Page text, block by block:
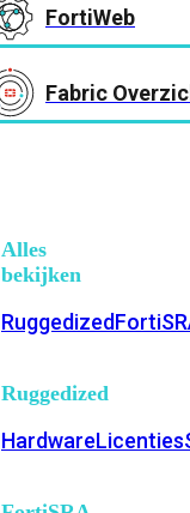
FortiWeb
Fabric
Alles
bekijken
Ruggedized
Ruggedized
HardwareLicenties